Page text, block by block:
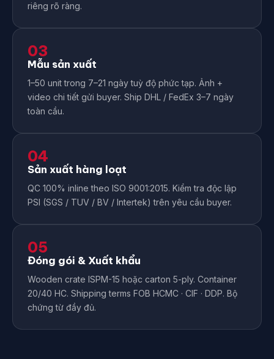
riêng rõ ràng.
03
Mẫu sản xuất
1–50 unit trong 7–21 ngày tuỳ độ phức tạp. Ảnh +
video chi tiết gửi buyer. Ship DHL / FedEx 3–7 ngày
toàn cầu.
04
Sản xuất hàng loạt
QC 100% inline theo ISO 9001:2015. Kiểm tra độc lập
PSI (SGS / TUV / BV / Intertek) trên yêu cầu buyer.
05
Đóng gói & Xuất khẩu
Wooden crate ISPM-15 hoặc carton 5-ply. Container
20/40 HC. Shipping terms FOB HCMC · CIF · DDP. Bộ
chứng từ đầy đủ.